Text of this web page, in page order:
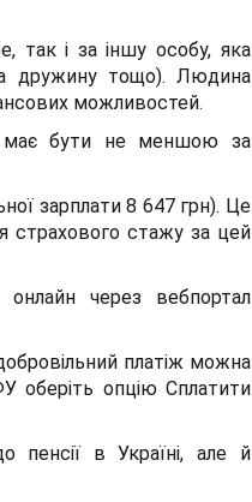
так і за іншу особу, яка
дружину тощо). Людина
можливостей.
має бути не меншою за
зарплати 8 647 грн). Це
страхового стажу за цей
через вебпортал
платіж можна
оберіть опцію Сплатити
пенсії в Україні, але й